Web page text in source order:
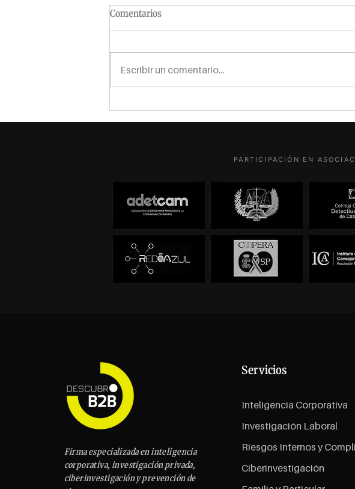
y dependientes: tres figuras,
se
Comentarios
Escribir un comentario...
PARTICIPACIÓN EN
Firma especializada en inteligencia
corporativa, investigación privada,
ciberinvestigación y prevención de
Servicios
Inteligencia Corporativa
Investigación Laboral
Riesgos Internos y
Ciberinvestigación